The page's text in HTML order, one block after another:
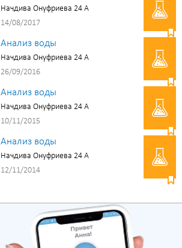
Начдива Онуфриева 24 А
14/08/2017
Анализ воды
Начдива Онуфриева 24 А
26/09/2016
Анализ воды
Начдива Онуфриева 24 А
10/11/2015
Анализ воды
Начдива Онуфриева 24 А
12/11/2014